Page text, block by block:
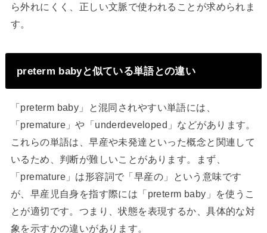
ら外れにくく、正しい文脈で使われることが求められま
す。
preterm babyと似ている単語との違い
「preterm baby」と混同されやすい単語には、
「premature」や「underdeveloped」などがあります。
これらの単語は、早産や未発達といった概念と関連して
いるため、判断が難しいことがあります。まず、
「premature」は形容詞で「早産の」という意味です
が、早産児自身を指す際には「preterm baby」を使うこ
とが適切です。つまり、状態を表現するか、具体的な対
象を示すかの違いがあります。